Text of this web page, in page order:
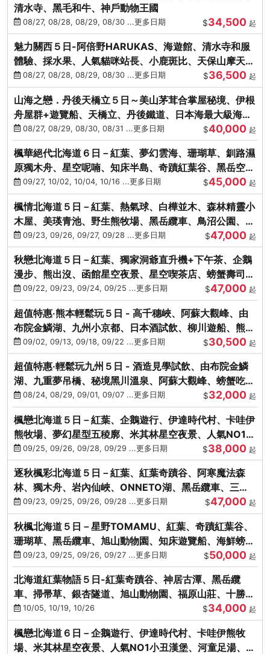
清水寺、黑毛和牛、神戶動物王國
08/27, 08/28, 08/29, 08/30 ...更多日期 $34,500 起
魅力關西５日-阿倍野HARUKAS、海遊館、清水寺和服
體驗、採水果、人氣貓咪站長、小鹿斑比、天保山摩天
輪、水上巴士
08/27, 08/28, 08/29, 08/30 ...更多日期 $36,500 起
山海之戀．丹後天橋立５日～美山茅茸合掌屋秘境、伊根
舟屋群+遊覽船、天橋立、丹後鐵道、日本海最大級海鮮
市場08/27, 08/29, 08/30, 08/31 ...更多日期 $40,000 起
楓華絕代北海道６日－紅葉、夢幻雲海、珊瑚草、釧路濕
原獨木舟、星空呢喃、知床半島、奇蹟紅葉谷、黑岳空中
纜車、旭山動物園
09/27, 10/02, 10/04, 10/16 ...更多日期 $45,000 起
楓情北海道５日－紅葉、熱氣球、白樺並木、森林精靈小
木屋、美瑛青池、野生熊牧場、黑岳纜車、鳥沼公園、紅
葉奇蹟谷、螃蟹吃到飽
09/23, 09/26, 09/27, 09/28 ...更多日期 $47,000 起
秋戀北海道５日－紅葉、獨家洞爺直升機+下午茶、企鵝
漫步、熊出沒、函館星空夜景、星空喫茶店、螃蟹壽司、
海膽、三大螃蟹放題
09/22, 09/23, 09/24, 09/25 ...更多日期 $47,000 起
超值特惠‧熊本輕鬆玩５日 - 高千穗峽、阿蘇大觀峰、由
布院金鱗湖、九州小京都、日本酒試飲、柳川遊船、熊本
城、熊本AEON
09/02, 09/13, 09/18, 09/22 ...更多日期 $30,500 起
超值特惠‧輕鬆玩九州５日 - 酒造見學試飲、由布院金鱗
湖、九重夢吊橋、秘境黑川溫泉、阿蘇大觀峰、螃蟹吃到
飽08/24, 08/29, 09/01, 09/07 ...更多日期 $32,000 起
楓戀北海道５日－紅葉、企鵝遊行、伊達時代村、卡哇伊
熊牧場、夢幻星型五稜廓、米其林星空夜景、人氣NO1小
丑漢堡、洞爺花火
09/25, 09/26, 09/28, 09/29 ...更多日期 $38,000 起
逐秋楓彩北海道５日－紅葉、紅葉奇蹟谷、阿寒魔法森
林、獨木舟、岩內仙峽、ONNETO湖、黑岳纜車、三國
峠、豐平峽、螃蟹溫泉
09/23, 09/25, 09/26, 09/28 ...更多日期 $47,000 起
秋楓北海道５日－星野TOMAMU、紅葉、奇蹟紅葉谷、
珊瑚草、黑岳纜車、旭山動物園、知床遊覽船、海鮮螃蟹
和牛吃到飽
09/23, 09/25, 09/26, 09/27 ...更多日期 $50,000 起
北海道紅葉物語５日-紅葉奇蹟谷、神居古潭、黑岳纜
車、掃帚草、銀杏隧道、旭山動物園、福原山莊、十勝牧
場、冰的美術館
10/05, 10/19, 10/26 $34,000 起
楓戀北海道６日－企鵝遊行、伊達時代村、卡哇伊熊牧
場、米其林星空夜景、人氣NO1小丑漢堡、河童足湯、奇